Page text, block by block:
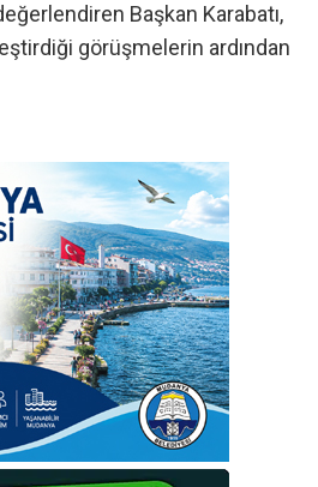
Başkan Karabatı,
görüşmelerin ardından